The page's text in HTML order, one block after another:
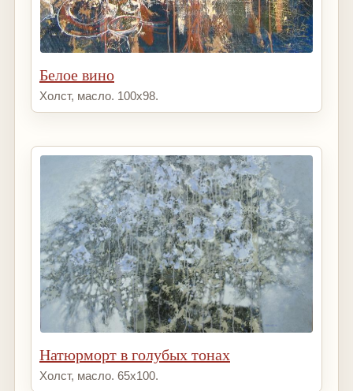
Белое вино
Холст, масло. 100х98.
Натюрморт в голубых тонах
Холст, масло. 65х100.